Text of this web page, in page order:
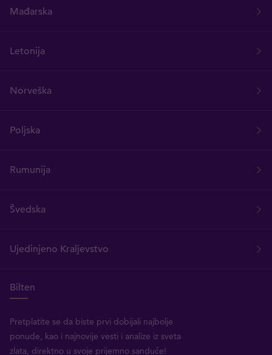
Mađarska
Letonija
Norveška
Poljska
Rumunija
Švedska
Ujedinjeno Kraljevstvo
Bilten
Pretplatite se da biste prvi dobijali najbolje
ponude, kao i najnovije vesti i analize iz sveta
zlata, direktno u svoje prijemno sanduče!